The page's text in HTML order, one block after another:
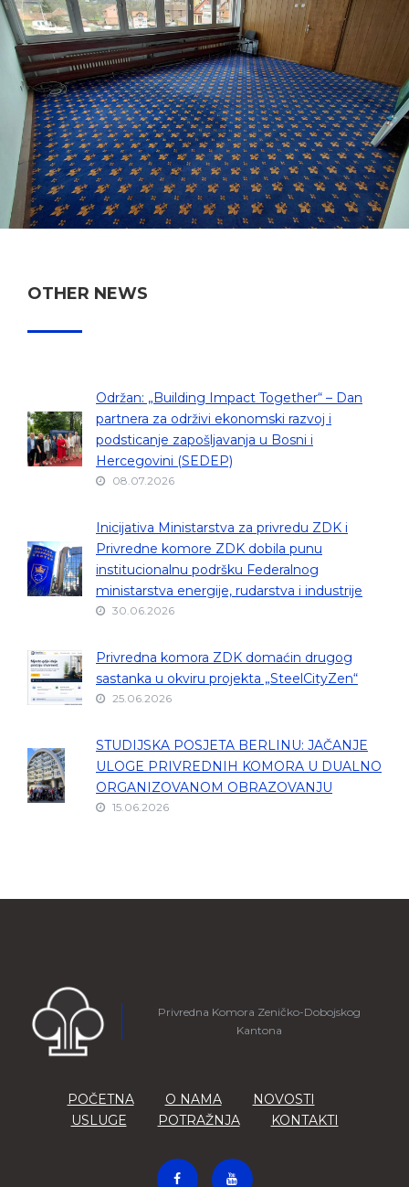
OTHER NEWS
Održan: „Building Impact Together“ – Dan
partnera za održivi ekonomski razvoj i
podsticanje zapošljavanja u Bosni i
Hercegovini (SEDEP)
08.07.2026
Inicijativa Ministarstva za privredu ZDK i
Privredne komore ZDK dobila punu
institucionalnu podršku Federalnog
ministarstva energije, rudarstva i industrije
30.06.2026
Privredna komora ZDK domaćin drugog
sastanka u okviru projekta „SteelCityZen“
25.06.2026
STUDIJSKA POSJETA BERLINU: JAČANJE
ULOGE PRIVREDNIH KOMORA U DUALNO
ORGANIZOVANOM OBRAZOVANJU
15.06.2026
Privredna Komora Zeničko-Dobojskog
Kantona
POČETNA O NAMA
NOVOSTI
USLUGE
POTRAŽNJA KONTAKTI